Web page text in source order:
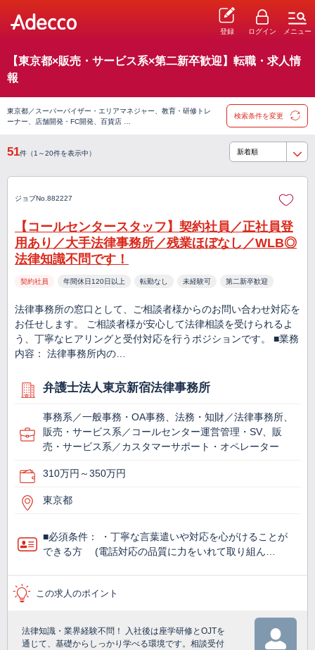
登録 ログイン メニュー
【東京都×販売・サービス系×第二新卒歓迎】転職・求人情
報
東京都／スーパーバイザー・エリアマネジャー、教育・研修トレ
ーナー、店舗開発・FC開発、百貨店 …
検索条件を変更
51件（1～20件を表示中）
ジョブNo.882227
【コールセンタースタッフ】契約社員／正社員登
用あり／大手法律事務所／残業ほぼなし／WLB◎
法律知識不問です！
契約社員 年間休日120日以上 転勤なし 未経験可 第二新卒歓迎
法律事務所の窓口として、ご相談者様からのお問い合わせ対応を
お任せします。 ご相談者様が安心して法律相談を受けられるよ
う、丁寧なヒアリングと受付対応を行うポジションです。 ■業務
内容： 法律事務所内の…
弁護士法人東京新宿法律事務所
事務系／一般事務・OA事務、法務・知財／法律事務所、
販売・サービス系／コールセンター運営管理・SV、販
売・サービス系／カスタマーサポート・オペレーター
310万円～350万円
東京都
■必須条件： ・丁寧な言葉遣いや対応を心がけることが
できる方 (電話対応の品質に力をいれて取り組ん…
この求人のポイント
法律知識・業界経験不問！ 入社後は座学研修とOJTを
通じて、基礎からしっかり学べる環境です。相談受付